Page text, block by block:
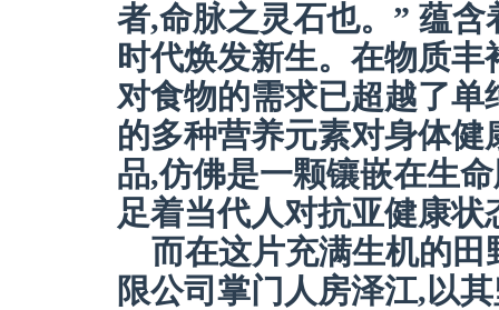
者,命脉之灵石也。” 蕴
时代焕发新生。在物质
对食物的需求已超越了
的多种营养元素对身体
品,仿佛是一颗镶嵌在生
足着当代人对抗亚健康
而在这片充满生机的
限公司掌门人房泽江,以